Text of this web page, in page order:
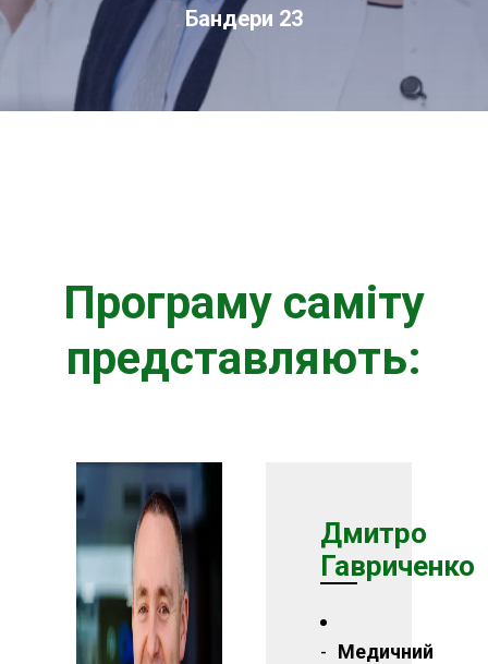
Бандери 23
Програму саміту
представляють:
Дмитро
Гавриченко
Медичний